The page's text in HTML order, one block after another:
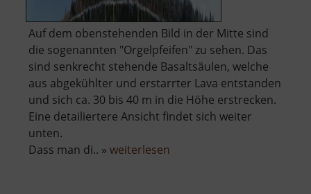
Auf dem obenstehenden Bild in der Mitte sind
die sogenannten "Orgelpfeifen" zu sehen. Das
sind senkrecht stehende Basaltsäulen, welche
aus abgekühlter und erstarrter Lava entstanden
und sich ca. 30 bis 40 m in die Höhe erstrecken.
Eine detailiertere Ansicht findet sich weiter
unten.
Dass man di.. » weiterlesen